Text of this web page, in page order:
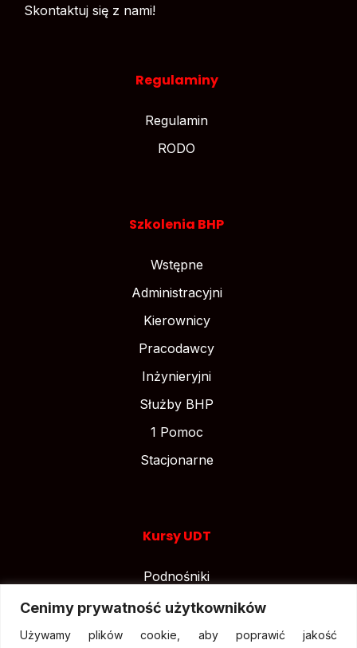
Cenimy prywatność użytkowników
Używamy plików cookie, aby poprawić jakość
Skontaktuj się z nami!
Regulaminy
Regulamin
RODO
Szkolenia BHP
Wstępne
Administracyjni
Kierownicy
Pracodawcy
Inżynieryjni
Służby BHP
1 Pomoc
Stacjonarne
Kursy UDT
Podnośniki
Suwnice
Wózki widłowe